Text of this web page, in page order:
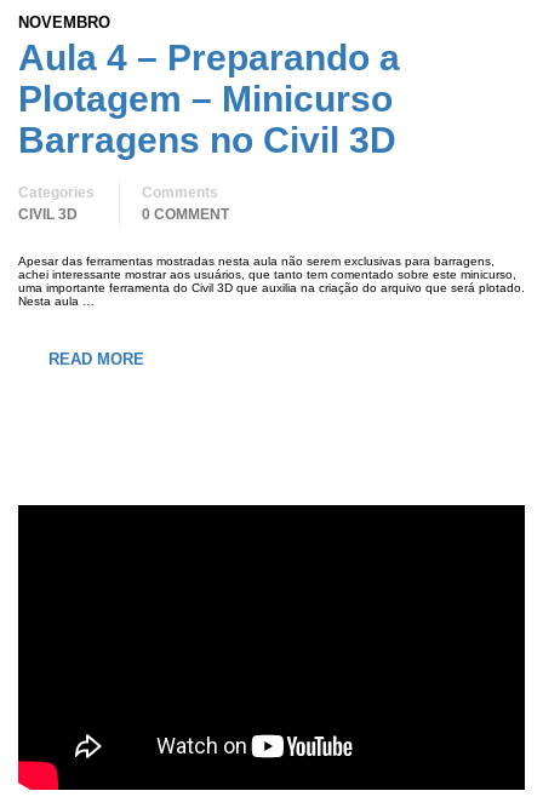
NOVEMBRO
Aula 4 – Preparando a
Plotagem – Minicurso
Barragens no Civil 3D
Categories
CIVIL 3D
Comments
0 COMMENT
Apesar das ferramentas mostradas nesta aula não serem exclusivas para barragens,
achei interessante mostrar aos usuários, que tanto tem comentado sobre este minicurso,
uma importante ferramenta do Civil 3D que auxilia na criação do arquivo que será plotado.
Nesta aula …
READ MORE